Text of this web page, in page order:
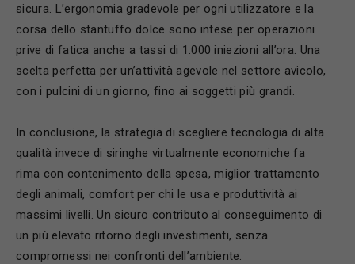
sicura. L’ergonomia gradevole per ogni utilizzatore e la
corsa dello stantuffo dolce sono intese per operazioni
prive di fatica anche a tassi di 1.000 iniezioni all’ora. Una
scelta perfetta per un’attività agevole nel settore avicolo,
con i pulcini di un giorno, fino ai soggetti più grandi.
In conclusione, la strategia di scegliere tecnologia di alta
qualità invece di siringhe virtualmente economiche fa
rima con contenimento della spesa, miglior trattamento
degli animali, comfort per chi le usa e produttività ai
massimi livelli. Un sicuro contributo al conseguimento di
un più elevato ritorno degli investimenti, senza
compromessi nei confronti dell’ambiente.